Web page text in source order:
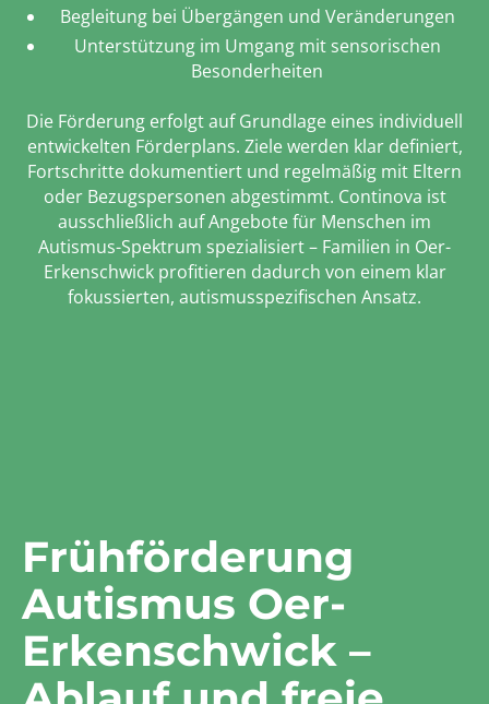
Begleitung bei Übergängen und Veränderungen
Unterstützung im Umgang mit sensorischen
Besonderheiten
Die Förderung erfolgt auf Grundlage eines individuell
entwickelten Förderplans. Ziele werden klar definiert,
Fortschritte dokumentiert und regelmäßig mit Eltern
oder Bezugspersonen abgestimmt. Continova ist
ausschließlich auf Angebote für Menschen im
Autismus-Spektrum spezialisiert – Familien in Oer-
Erkenschwick profitieren dadurch von einem klar
fokussierten, autismusspezifischen Ansatz.
Frühförderung
Autismus Oer-
Erkenschwick –